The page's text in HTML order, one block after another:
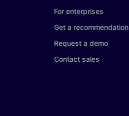
For enterprises
Get a recommendation
Request a demo
Contact sales